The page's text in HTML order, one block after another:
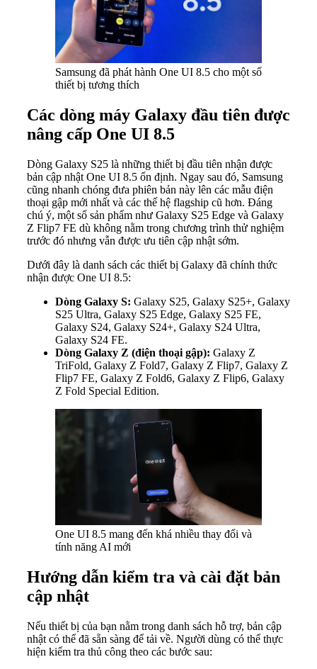
Samsung đã phát hành One UI 8.5 cho một số
thiết bị tương thích
Các dòng máy Galaxy đầu tiên được
nâng cấp One UI 8.5
Dòng Galaxy S25 là những thiết bị đầu tiên nhận được
bản cập nhật One UI 8.5 ổn định. Ngay sau đó, Samsung
cũng nhanh chóng đưa phiên bản này lên các mẫu điện
thoại gập mới nhất và các thế hệ flagship cũ hơn. Đáng
chú ý, một số sản phẩm như Galaxy S25 Edge và Galaxy
Z Flip7 FE dù không nằm trong chương trình thử nghiệm
trước đó nhưng vẫn được ưu tiên cập nhật sớm.
Dưới đây là danh sách các thiết bị Galaxy đã chính thức
nhận được One UI 8.5:
Dòng Galaxy S: Galaxy S25, Galaxy S25+, Galaxy
S25 Ultra, Galaxy S25 Edge, Galaxy S25 FE,
Galaxy S24, Galaxy S24+, Galaxy S24 Ultra,
Galaxy S24 FE.
Dòng Galaxy Z (điện thoại gập): Galaxy Z
TriFold, Galaxy Z Fold7, Galaxy Z Flip7, Galaxy Z
Flip7 FE, Galaxy Z Fold6, Galaxy Z Flip6, Galaxy
Z Fold Special Edition.
One UI 8.5 mang đến khá nhiều thay đổi và
tính năng AI mới
Hướng dẫn kiểm tra và cài đặt bản
cập nhật
Nếu thiết bị của bạn nằm trong danh sách hỗ trợ, bản cập
nhật có thể đã sẵn sàng để tải về. Người dùng có thể thực
hiện kiểm tra thủ công theo các bước sau: